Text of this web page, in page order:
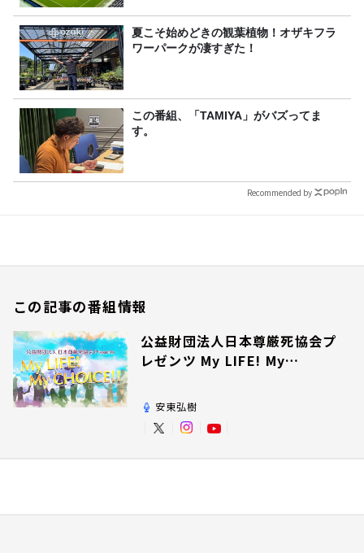
夏こそ始めどきの観葉植物！オザキフラ
ワーパークが凄すぎた！
この番組、「TAMIYA」がバズってま
す。
Recommended by
この記事の番組情報
公益財団法人日本尊厳死協会プ
レゼンツ My LIFE! My
安東弘樹